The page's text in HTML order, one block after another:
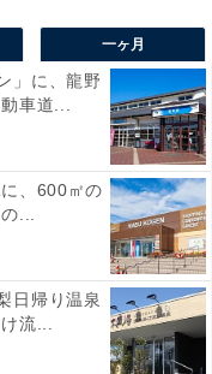
力です。サイズは
頃価格なので洗い
最適。レビューも高
一ヶ月
」に、龍野
車道...
、600㎡の
...
日帰り温泉
流...